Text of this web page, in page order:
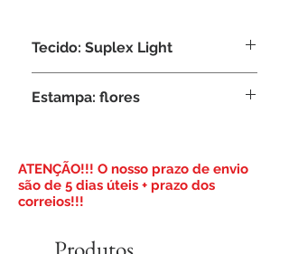
Tecido: Suplex Light
Elastano
Estampa: flores
​ATENÇÃO!!! O nosso prazo de envio
são de 5 dias úteis + prazo dos
correios!!!
Produtos